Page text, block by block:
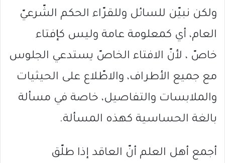
ولكن نبيّن للسائل وللقرّاء الحكم الشّرعيّ
العام، أي كمعلومة عامة وليس كإفتاء
خاصّ ، لأنّ الافتاء الخاصّ يستدعي الجلوس
مع جميع الأطراف، والاطّلاع على الحيثيات
والملابسات والتفاصيل، خاصة في مسألة
بالغة الحساسية كهذه المسألة.
أجمع أهل العلم أنّ العاقد إذا طلّق